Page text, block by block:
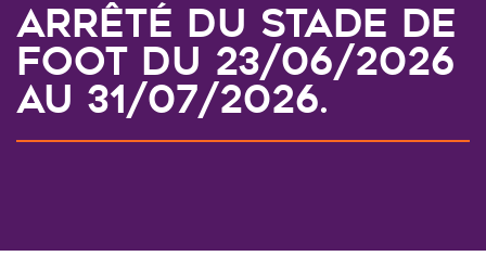
Arrêté du stade de
foot du 23/06/2026
au 31/07/2026.